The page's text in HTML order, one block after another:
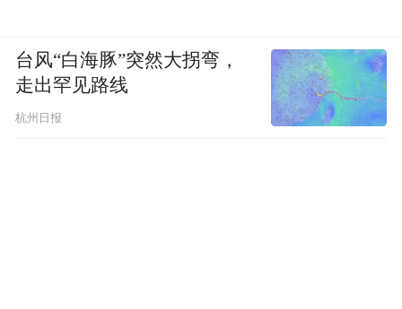
台风“白海豚”突然大拐弯，
走出罕见路线
杭州日报